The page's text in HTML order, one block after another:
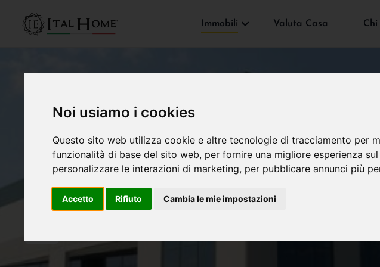
Noi usiamo i cookies
Questo sito web utilizza cookie e altre tecnologie di tracciamento per
funzionalità di base del sito web, per fornire una migliore esperienza
personalizzare le interazioni di marketing, per pubblicare annunci più
Accetto Rifiuto Cambia le mie impostazioni
Immobili Valuta Casa Chi